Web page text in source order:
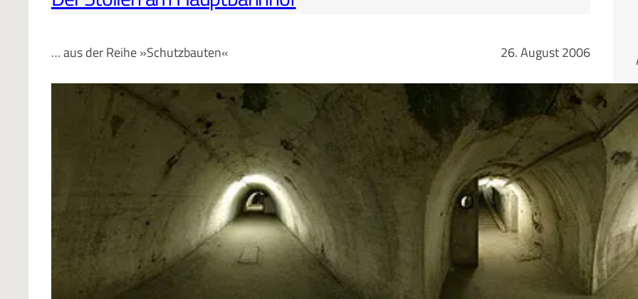
… aus der Reihe »Schutzbauten« 26. August 2006